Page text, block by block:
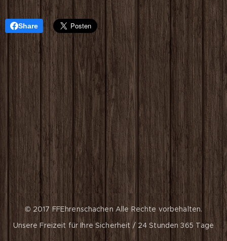
Share
© 2017 FFEhrenschachen Alle Rechte vorbehalten.
Unsere Freizeit für Ihre Sicherheit / 24 Stunden 365 Tage